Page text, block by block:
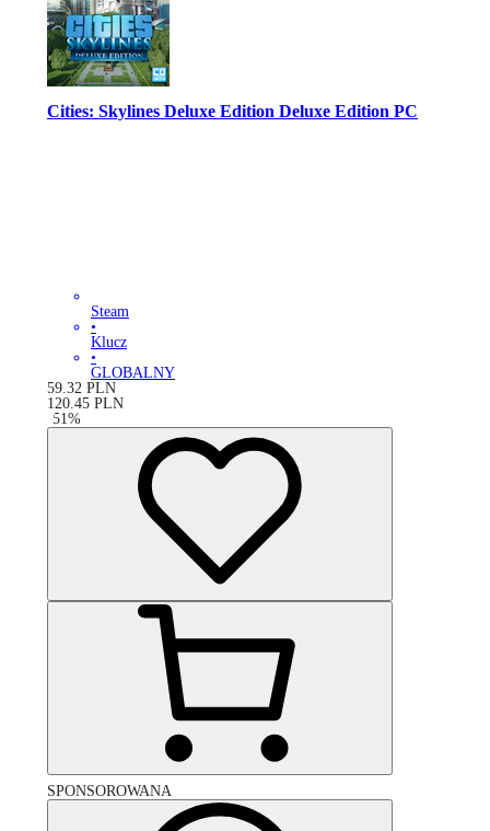
Cities: Skylines Deluxe Edition Deluxe Edition PC
Steam
•
Klucz
•
GLOBALNY
59.32 PLN
120.45 PLN
-51%
SPONSOROWANA